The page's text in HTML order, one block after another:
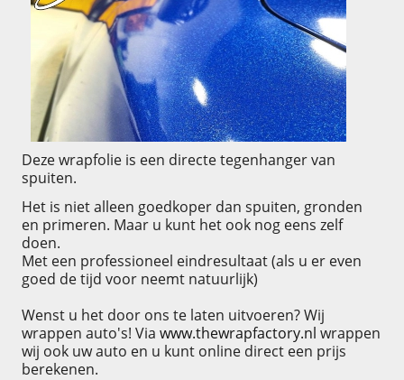
Deze wrapfolie is een directe tegenhanger van
spuiten.
Het is niet alleen goedkoper dan spuiten, gronden
en primeren. Maar u kunt het ook nog eens zelf
doen.
Met een professioneel eindresultaat (als u er even
goed de tijd voor neemt natuurlijk)
Wenst u het door ons te laten uitvoeren? Wij
wrappen auto's! Via www.thewrapfactory.nl wrappen
wij ook uw auto en u kunt online direct een prijs
berekenen.